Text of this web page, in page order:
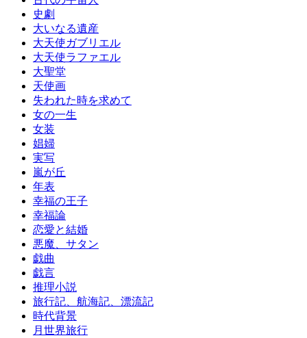
史劇
大いなる遺産
大天使ガブリエル
大天使ラファエル
大聖堂
天使画
失われた時を求めて
女の一生
女装
娼婦
実写
嵐が丘
年表
幸福の王子
幸福論
恋愛と結婚
悪魔、サタン
戯曲
戯言
推理小説
旅行記、航海記、漂流記
時代背景
月世界旅行